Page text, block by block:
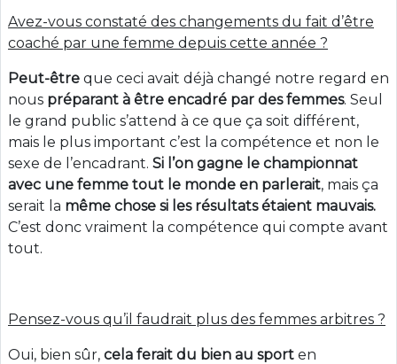
Avez-vous constaté des changements du fait d’être
coaché par une femme depuis cette année ?
Peut-être que ceci avait déjà changé notre regard en
nous préparant à être encadré par des femmes. Seul
le grand public s’attend à ce que ça soit différent,
mais le plus important c’est la compétence et non le
sexe de l’encadrant. Si l’on gagne le championnat
avec une femme tout le monde en parlerait, mais ça
serait la même chose si les résultats étaient mauvais.
C’est donc vraiment la compétence qui compte avant
tout.
Pensez-vous qu’il faudrait plus des femmes arbitres ?
Oui, bien sûr, cela ferait du bien au sport en